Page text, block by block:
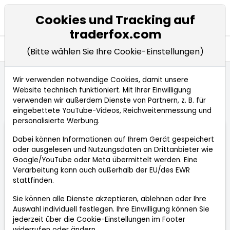
Seitennavigation öffnen
Entdecken Wissen
Startseite Entdecken
wissen
Klassische Charttechnik
Cookies und Tracking auf
traderfox.com
(Bitte wählen Sie Ihre Cookie-Einstellungen)
Wir verwenden notwendige Cookies, damit unsere
Website technisch funktioniert. Mit Ihrer Einwilligung
verwenden wir außerdem Dienste von Partnern, z. B. für
eingebettete YouTube-Videos, Reichweitenmessung und
personalisierte Werbung.
Dabei können Informationen auf Ihrem Gerät gespeichert
oder ausgelesen und Nutzungsdaten an Drittanbieter wie
Google/YouTube oder Meta übermittelt werden. Eine
Verarbeitung kann auch außerhalb der EU/des EWR
stattfinden.
Sie können alle Dienste akzeptieren, ablehnen oder Ihre
Auswahl individuell festlegen. Ihre Einwilligung können Sie
jederzeit über die Cookie-Einstellungen im Footer